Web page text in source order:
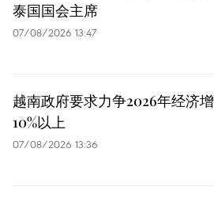
泰国国会主席
07/08/2026 13:47
越南政府要求力争2026年经济
10%以上
07/08/2026 13:36